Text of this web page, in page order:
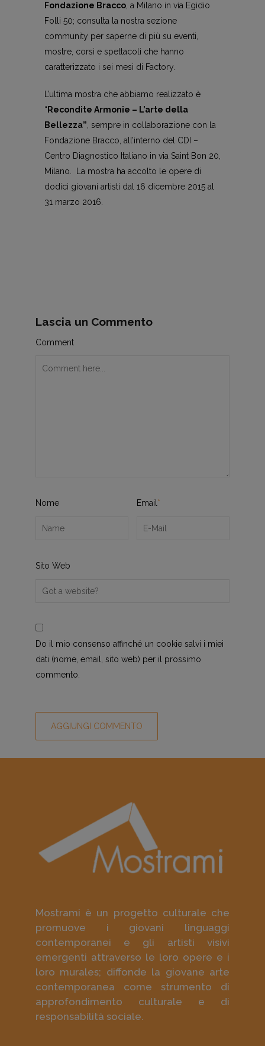
Fondazione Bracco, a Milano in via Egidio
Folli 50; consulta la nostra sezione
community per saperne di più su eventi,
mostre, corsi e spettacoli che hanno
caratterizzato i sei mesi di Factory.
L’ultima mostra che abbiamo realizzato è
“ Recondite Armonie – L’arte della
Bellezza” , sempre in collaborazione con la
Fondazione Bracco, all’interno del CDI –
Centro Diagnostico Italiano in via Saint Bon 20,
Milano. La mostra ha accolto le opere di
dodici giovani artisti dal 16 dicembre 2015 al
31 marzo 2016.
Lascia un Commento
Comment
Nome Email *
Sito Web
Do il mio consenso affinché un cookie salvi i miei
dati (nome, email, sito web) per il prossimo
commento.
Mostrami è un progetto culturale che
promuove i giovani linguaggi
contemporanei e gli artisti visivi
emergenti attraverso le loro opere e i
loro murales; diffonde la giovane arte
contemporanea come strumento di
approfondimento culturale e di
responsabilità sociale.